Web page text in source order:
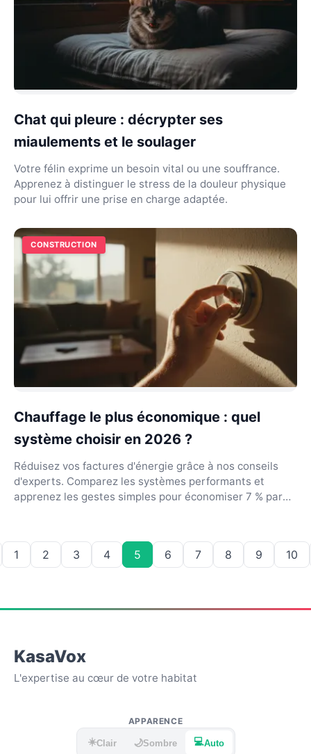
Chat qui pleure : décrypter ses
miaulements et le soulager
Votre félin exprime un besoin vital ou une souffrance.
Apprenez à distinguer le stress de la douleur physique
pour lui offrir une prise en charge adaptée.
CONSTRUCTION
Chauffage le plus économique : quel
système choisir en 2026 ?
Réduisez vos factures d'énergie grâce à nos conseils
d'experts. Comparez les systèmes performants et
apprenez les gestes simples pour économiser 7 % par
1 2 3 4 5 6 7 8 9 10
KasaVox
L'expertise au cœur de votre habitat
APPARENCE
☀️Clair 🌙Sombre 💻Auto